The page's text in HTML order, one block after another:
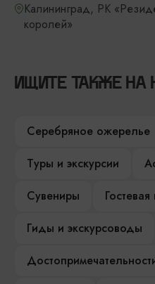
Калининград, РК
королей»
ИЩИТЕ ТАКЖЕ НА
Серебряное ожерелье
Туры и экскурсии
Сувениры
Гостевая
Гиды и экскурсоводы